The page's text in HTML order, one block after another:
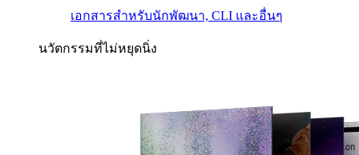
เอกสารสำหรับนักพัฒนา, CLI และอื่นๆ
นวัตกรรมที่ไม่หยุดนิ่ง